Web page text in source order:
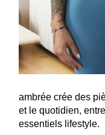
ambrée crée des
et le quotidien,
essentiels lifestyle.